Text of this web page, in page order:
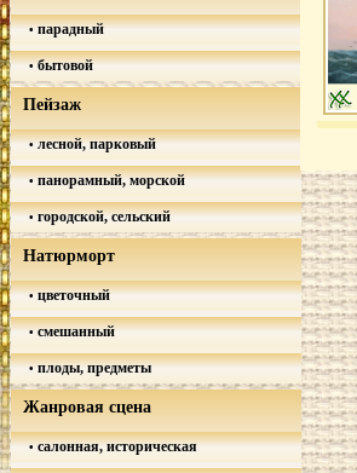
парадный
бытовой
Пейзаж
лесной, парковый
панорамный, морской
городской, сельский
Натюрморт
цветочный
смешанный
плоды, предметы
Жанровая сцена
салонная, историческая